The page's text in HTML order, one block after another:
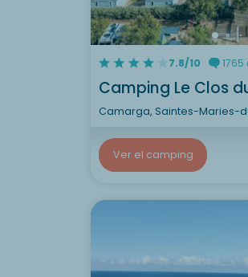
7.8/10
Camping Le Clos
Camarga, Saintes-Maries-
Ver el camping